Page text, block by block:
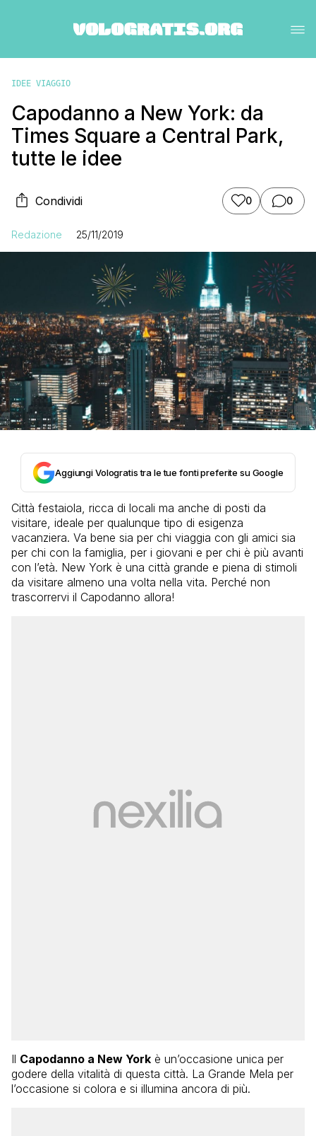
IDEE VIAGGIO
Capodanno a New York: da
Times Square a Central Park,
tutte le idee
Condividi 0 0
Redazione 25/11/2019
Aggiungi Vologratis tra le tue fonti preferite su Google
Città festaiola, ricca di locali ma anche di posti da
visitare, ideale per qualunque tipo di esigenza
vacanziera. Va bene sia per chi viaggia con gli amici sia
per chi con la famiglia, per i giovani e per chi è più avanti
con l’età. New York è una città grande e piena di stimoli
da visitare almeno una volta nella vita. Perché non
trascorrervi il Capodanno allora!
Il Capodanno a New York è un’occasione unica per
godere della vitalità di questa città. La Grande Mela per
l’occasione si colora e si illumina ancora di più.